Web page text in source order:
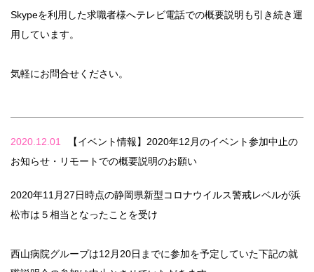
Skypeを利用した求職者様へテレビ電話での概要説明も引き続き運
用しています。
気軽にお問合せください。
2020.12.01
【イベント情報】2020年12月のイベント参加中止の
お知らせ・リモートでの概要説明のお願い
2020年11月27日時点の静岡県新型コロナウイルス警戒レベルが浜
松市は５相当となったことを受け
西山病院グループは12月20日までに参加を予定していた下記の就